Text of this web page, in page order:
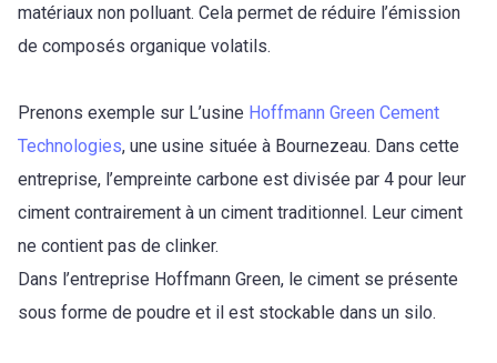
matériaux non polluant. Cela permet de réduire l’émission
de composés organique volatils.
Prenons exemple sur L’usine Hoffmann Green Cement
Technologies, une usine située à Bournezeau. Dans cette
entreprise, l’empreinte carbone est divisée par 4 pour leur
ciment contrairement à un ciment traditionnel. Leur ciment
ne contient pas de clinker.
Dans l’entreprise Hoffmann Green, le ciment se présente
sous forme de poudre et il est stockable dans un silo.